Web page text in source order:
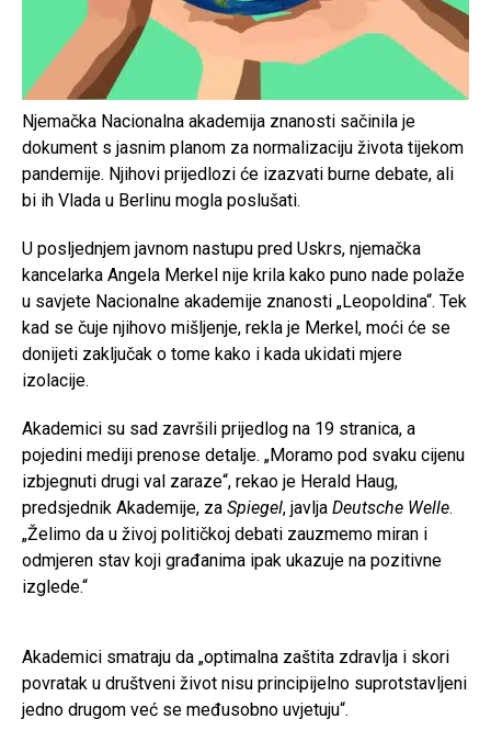
Njemačka Nacionalna akademija znanosti sačinila je
dokument s jasnim planom za normalizaciju života tijekom
pandemije. Njihovi prijedlozi će izazvati burne debate, ali
bi ih Vlada u Berlinu mogla poslušati.
U posljednjem javnom nastupu pred Uskrs, njemačka
kancelarka Angela Merkel nije krila kako puno nade polaže
u savjete Nacionalne akademije znanosti „Leopoldina“. Tek
kad se čuje njihovo mišljenje, rekla je Merkel, moći će se
donijeti zaključak o tome kako i kada ukidati mjere
izolacije.
Akademici su sad završili prijedlog na 19 stranica, a
pojedini mediji prenose detalje. „Moramo pod svaku cijenu
izbjegnuti drugi val zaraze“, rekao je Herald Haug,
predsjednik Akademije, za Spiegel, javlja Deutsche Welle.
„Želimo da u živoj političkoj debati zauzmemo miran i
odmjeren stav koji građanima ipak ukazuje na pozitivne
izglede.“
Akademici smatraju da „optimalna zaštita zdravlja i skori
povratak u društveni život nisu principijelno suprotstavljeni
jedno drugom već se međusobno uvjetuju“.